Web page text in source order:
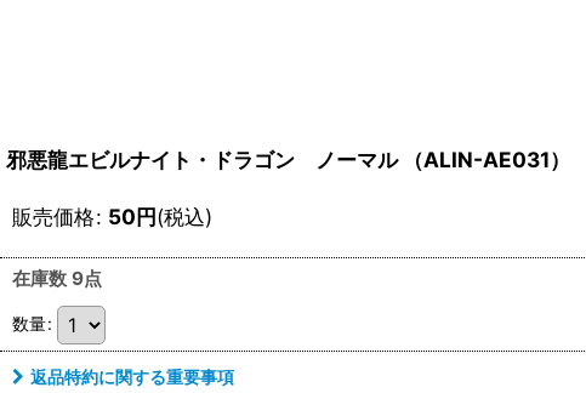
邪悪龍エビルナイト・ドラゴン ノーマル （ALIN-AE031）
販売価格: 50円(税込)
在庫数 9点
数量:
返品特約に関する重要事項